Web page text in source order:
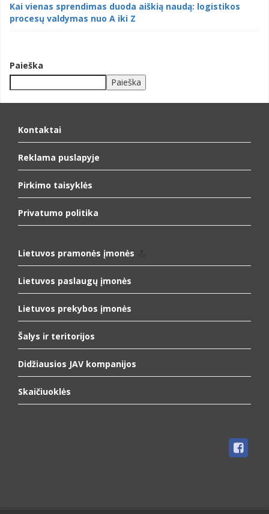
Kai vienas sprendimas duoda aiškią naudą: logistikos
procesų valdymas nuo A iki Z
Paieška
Paieška
Kontaktai
Reklama puslapyje
Pirkimo taisyklės
Privatumo politika
Lietuvos pramonės įmonės
Lietuvos paslaugų įmonės
Lietuvos prekybos įmonės
Šalys ir teritorijos
Didžiausios JAV kompanijos
Skaičiuoklės